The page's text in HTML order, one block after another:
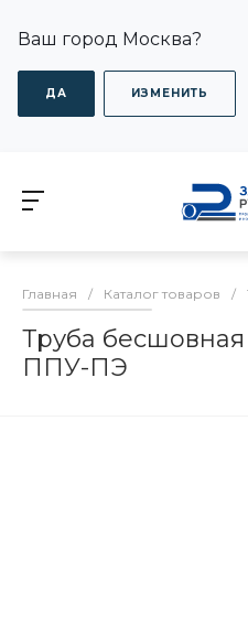
Ваш город Москва?
ДА ИЗМЕНИТЬ
Главная / Каталог товаров /
Труба бесшовная
ППУ-ПЭ